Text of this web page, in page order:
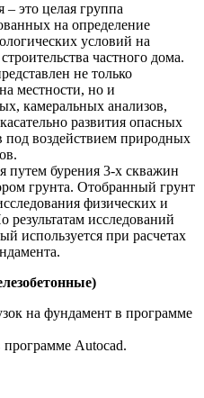
– это целая группа
на определение
условий на
частного дома.
не только
местности, но и
камеральных анализов,
развития опасных
под воздействием природных
путем бурения 3-х скважин
грунта. Отобранный грунт
физических и
результатам исследований
используется при расчетах
на фундамент в программе
Autocad.